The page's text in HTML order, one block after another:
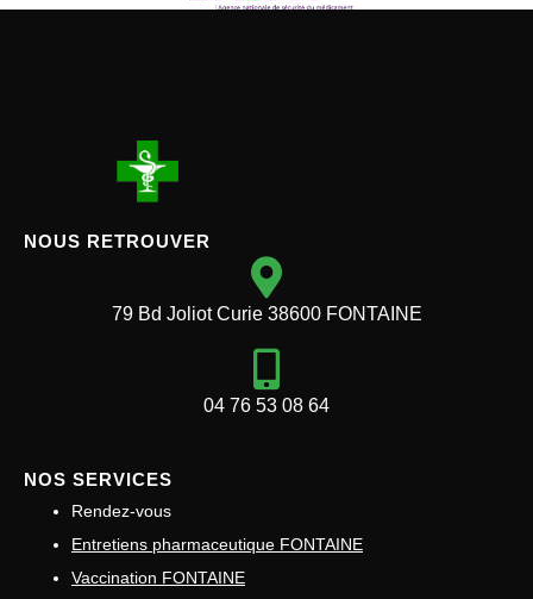
NOUS RETROUVER
79 Bd Joliot Curie 38600 FONTAINE
04 76 53 08 64
NOS SERVICES
Rendez-vous
Entretiens pharmaceutique FONTAINE
Vaccination FONTAINE